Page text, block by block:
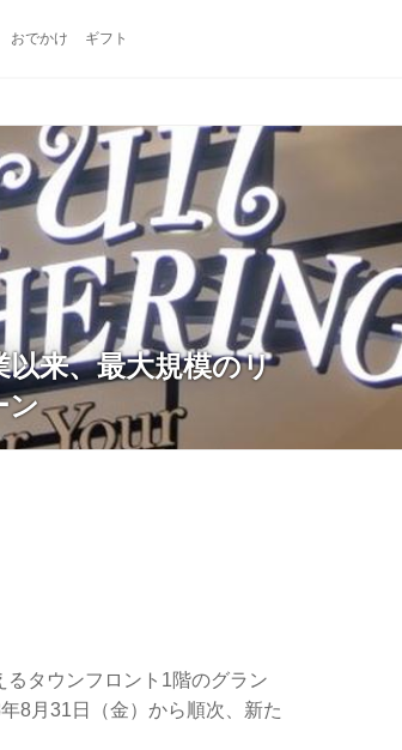
おでかけ ギフト
来、最大規模のリ
ン
るタウンフロント1階のグラン
8月31日（金）から順次、新た